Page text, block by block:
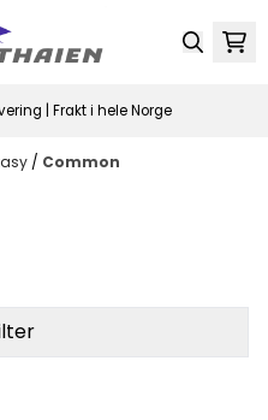
| Frakt i hele Norge
/ Common